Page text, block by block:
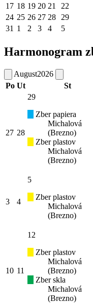
17 18 19 20 21 22
24 25 26 27 28 29
31 1 2 3 4 5
Harmonogram
August2026
Po Ut St
27 28
29
Zber papiera
Michalová
(Brezno)
Zber plastov
Michalová
(Brezno)
3 4
5
Zber plastov
Michalová
(Brezno)
10 11
12
Zber plastov
Michalová
(Brezno)
Zber skla
Michalová
(Brezno)